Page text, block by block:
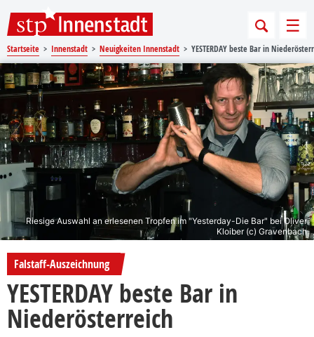
Startseite Innenstadt Neuigkeiten Innenstadt YESTERDAY beste Bar in
Riesige Auswahl an erlesenen Tropfen im "Yesterday-Die Bar" bei Oliver
Kloiber (c) Gravenbach
Falstaff-Auszeichnung
YESTERDAY beste Bar in
Niederösterreich